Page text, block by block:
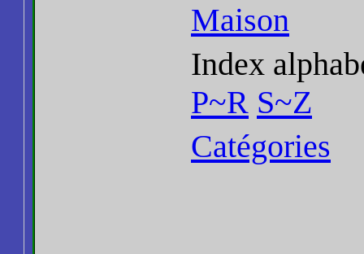
Maison
Index
P~R S~Z
Catégories